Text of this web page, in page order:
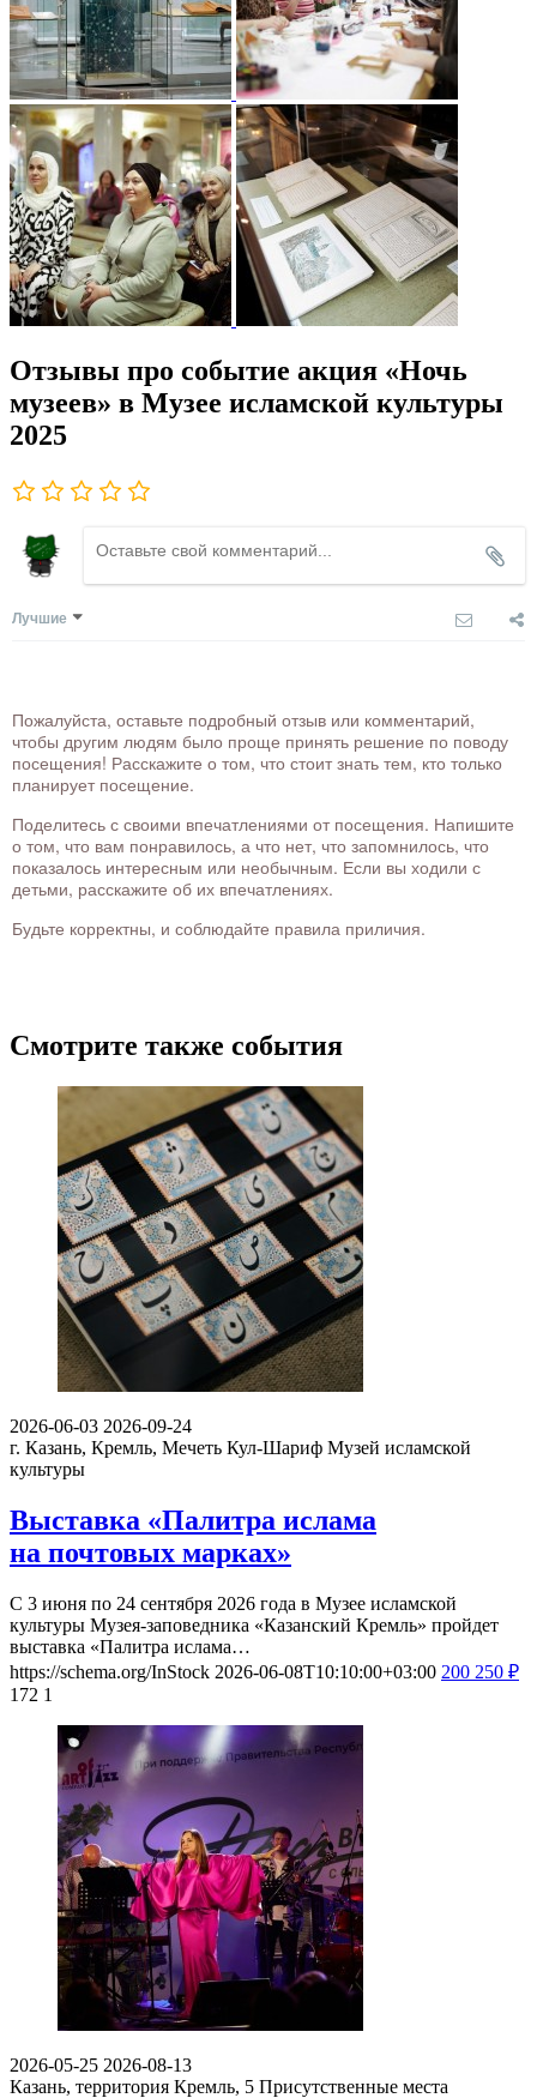
Отзывы про событие акция «Ночь
музеев» в Музее исламской культуры
2025
Лучшие
Пожалуйста, оставьте подробный отзыв или комментарий,
чтобы другим людям было проще принять решение по поводу
посещения! Расскажите о том, что стоит знать тем, кто только
планирует посещение.
Поделитесь с своими впечатлениями от посещения. Напишите
о том, что вам понравилось, а что нет, что запомнилось, что
показалось интересным или необычным. Если вы ходили с
детьми, расскажите об их впечатлениях.
Будьте корректны, и соблюдайте правила приличия.
Смотрите также события
2026-06-03 2026-09-24
г. Казань, Кремль, Мечеть Кул-Шариф Музей исламской
культуры
Выставка «Палитра ислама
на почтовых марках»
С 3 июня по 24 сентября 2026 года в Музее исламской
культуры Музея-заповедника «Казанский Кремль» пройдет
выставка «Палитра ислама…
https://schema.org/InStock 2026-06-08T10:10:00+03:00 200 250 ₽
172 1
2026-05-25 2026-08-13
Казань, территория Кремль, 5 Присутственные места